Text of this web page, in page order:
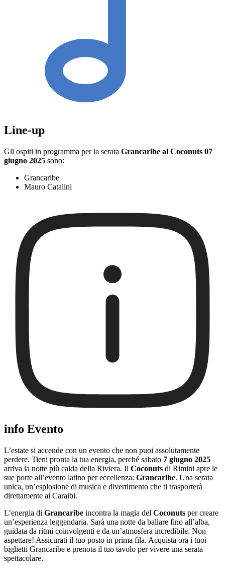
Line-up
Gli ospiti in programma per la serata Grancaribe al Coconuts 07
giugno 2025 sono:
Grancaribe
Mauro Catalini
info Evento
L’estate si accende con un evento che non puoi assolutamente
perdere. Tieni pronta la tua energia, perché sabato 7 giugno 2025
arriva la notte più calda della Riviera. Il Coconuts di Rimini apre le
sue porte all’evento latino per eccellenza: Grancaribe. Una serata
unica, un’esplosione di musica e divertimento che ti trasporterà
direttamente ai Caraibi.
L’energia di Grancaribe incontra la magia del Coconuts per creare
un’esperienza leggendaria. Sarà una notte da ballare fino all’alba,
guidata da ritmi coinvolgenti e da un’atmosfera incredibile. Non
aspettare! Assicurati il tuo posto in prima fila. Acquista ora i tuoi
biglietti Grancaribe e prenota il tuo tavolo per vivere una serata
spettacolare.